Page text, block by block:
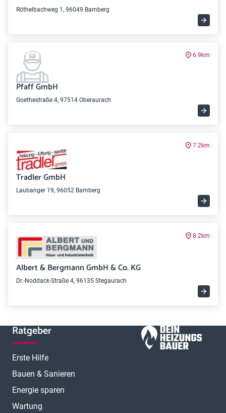
Röthelbachweg 1, 96049 Bamberg
6.9km
Pfaff GmbH
Goethestraße 4, 97514 Oberaurach
7.2km
Tradler GmbH
Laubanger 19, 96052 Bamberg
8.2km
Albert & Bergmann GmbH & Co. KG
Dr.-Noddack-Straße 4, 96135 Stegaurach
Ratgeber
Erste Hilfe
Bauen & Sanieren
Energie sparen
Wartung